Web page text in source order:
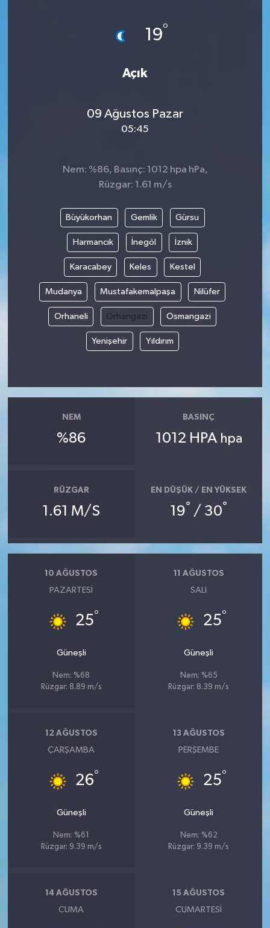
19°
Açık
09 Ağustos Pazar
05:45
Nem: %86, Basınç: 1012 hpa hPa,
Rüzgar: 1.61 m/s
Büyükorhan Gemlik Gürsu
Harmancık İnegöl İznik
Karacabey Keles Kestel
Mudanya Mustafakemalpaşa Nilüfer
Orhaneli Orhangazi Osmangazi
Yenişehir Yıldırım
NEM
%86
BASINÇ
1012 HPA hpa
RÜZGAR
1.61 M/S
EN DÜŞÜK / EN YÜKSEK
19° / 30°
10 AĞUSTOS
PAZARTESI
25°
Güneşli
Nem: %68
Rüzgar: 8.89 m/s
11 AĞUSTOS
SALI
25°
Güneşli
Nem: %65
Rüzgar: 8.39 m/s
12 AĞUSTOS
ÇARŞAMBA
26°
Güneşli
Nem: %61
Rüzgar: 9.39 m/s
13 AĞUSTOS
PERŞEMBE
25°
Güneşli
Nem: %62
Rüzgar: 9.39 m/s
14 AĞUSTOS
CUMA
15 AĞUSTOS
CUMARTESI
Akhisar Emlak
Etiketler
Yaşam
Kadın
Teknoloji
Yerel Haber
Akhisar Emlak
Ülke